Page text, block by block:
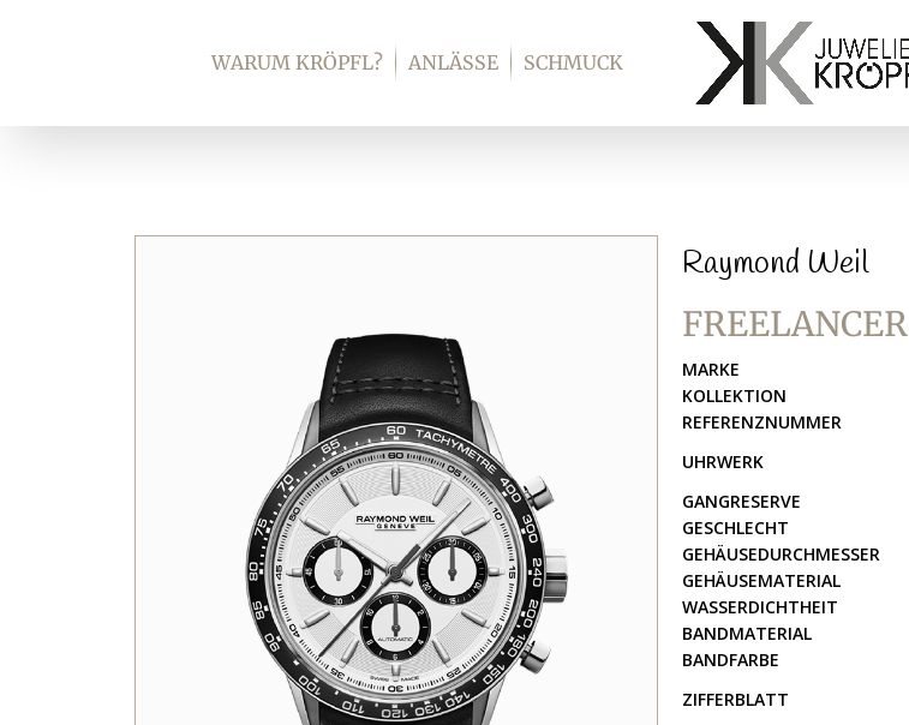
WARUM KRÖPFL? ANLÄSSE SCHMUCK
Raymond Weil
FREELANCER
MARKE
KOLLEKTION
REFERENZNUMMER
UHRWERK
GANGRESERVE
GESCHLECHT
GEHÄUSEDURCHMESSER
GEHÄUSEMATERIAL
WASSERDICHTHEIT
BANDMATERIAL
BANDFARBE
ZIFFERBLATT